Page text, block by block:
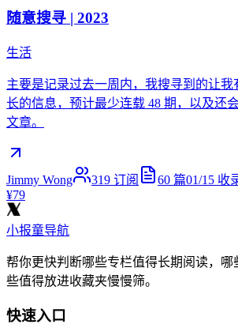
随意搜寻 | 2023
生活
主要是记录过去一周内，我搜寻到的让
长的信息，预计最少连载 48 期，以及还
文章。
Jimmy Wong 319 订阅 60 篇01/15 收
¥79
小报童导航
帮你更快判断哪些专栏值得长期阅读，哪
些值得放进收藏夹慢慢筛。
快速入口